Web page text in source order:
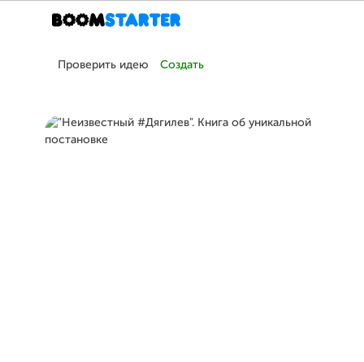
Проверить идею Создать